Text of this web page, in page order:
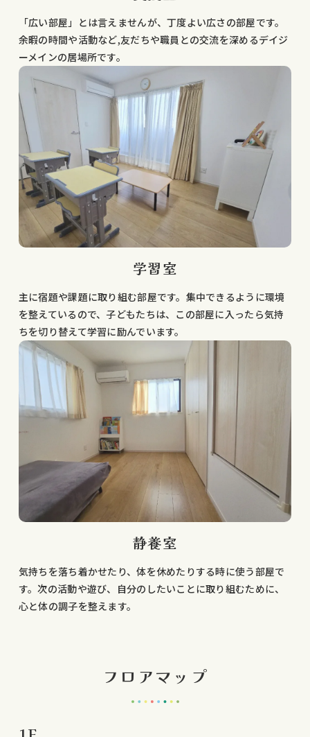
「広い部屋」とは言えませんが、丁度よい広さの部屋です。
余暇の時間や活動など,友だちや職員との交流を深めるデイジ
ーメインの居場所です。
学習室
主に宿題や課題に取り組む部屋です。集中できるように環境
を整えているので、子どもたちは、この部屋に入ったら気持
ちを切り替えて学習に励んでいます。
静養室
気持ちを落ち着かせたり、体を休めたりする時に使う部屋で
す。次の活動や遊び、自分のしたいことに取り組むために、
心と体の調子を整えます。
フロアマップ